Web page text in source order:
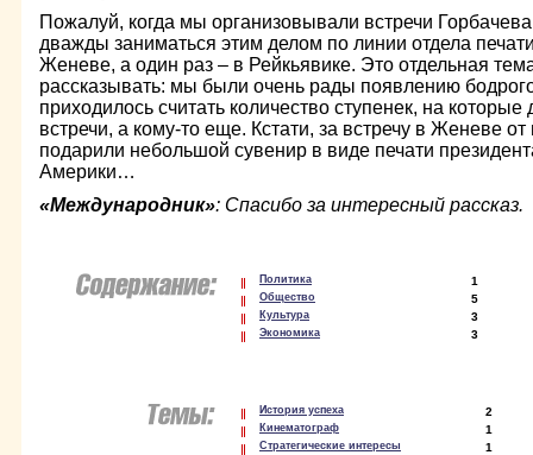
Пожалуй, когда мы организовывали встречи
дважды заниматься этим делом по линии отдела
Женеве, а один раз – в Рейкьявике. Это отдельная
рассказывать: мы были очень рады появлению
приходилось считать количество ступенек, на
встречи, а кому-то еще. Кстати, за встречу в Женеве
подарили небольшой сувенир в виде печати
Америки…
«Международник»: Спасибо за интересный рассказ.
Политика 1
Общество 5
Культура 3
Экономика 3
История успеха 2
Кинематограф 1
Стратегические интересы 1